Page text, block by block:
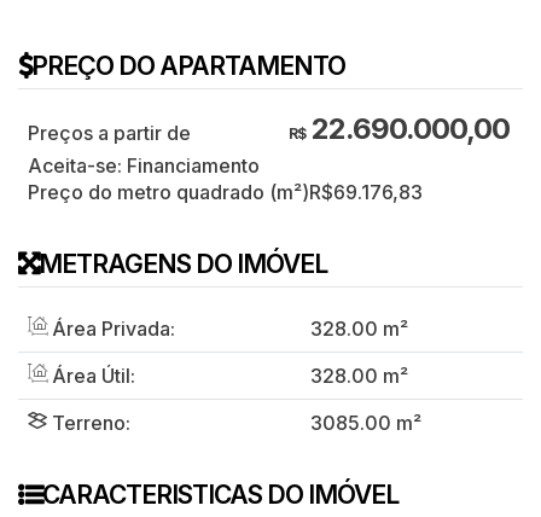
PREÇO DO APARTAMENTO
R$22.690.000,00
Aceita-se: Financiamento
Preço do metro quadrado (m²)R$69.176,83
METRAGENS DO IMÓVEL
Área Privada: 328.00 m²
Área Útil:
328.00 m²
Terreno:
3085.00 m²
CARACTERISTICAS DO IMÓVEL